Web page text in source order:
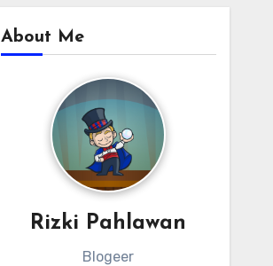
About Me
Rizki Pahlawan
Blogeer